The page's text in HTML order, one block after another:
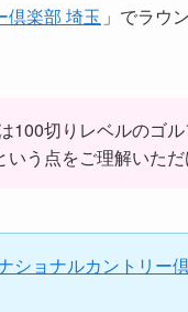
倶楽部 埼玉 」でラウ
100切りレベルのゴ
う点をご理解いただ
ショナルカントリー